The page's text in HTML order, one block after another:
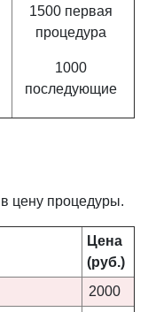
1500 первая
процедура
1000
последующие
цену процедуры.
Цена
(руб.)
2000